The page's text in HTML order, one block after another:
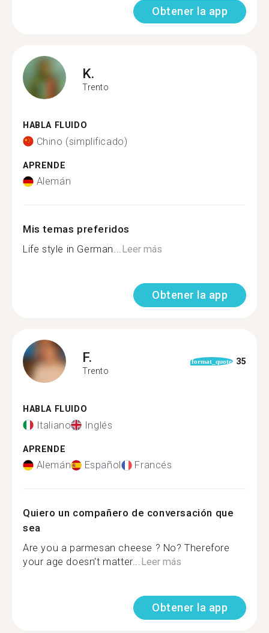
Obtener la app
K.
Trento
HABLA FLUIDO
Chino (simplificado)
APRENDE
Alemán
Mis temas preferidos
Life style in German...Leer más
Obtener la app
F.
Trento
format_quote 35
HABLA FLUIDO
Italiano Inglés
APRENDE
Alemán Español Francés
Quiero un compañero de conversación que
sea
Are you a parmesan cheese ? No? Therefore
your age doesn't matter...Leer más
Obtener la app